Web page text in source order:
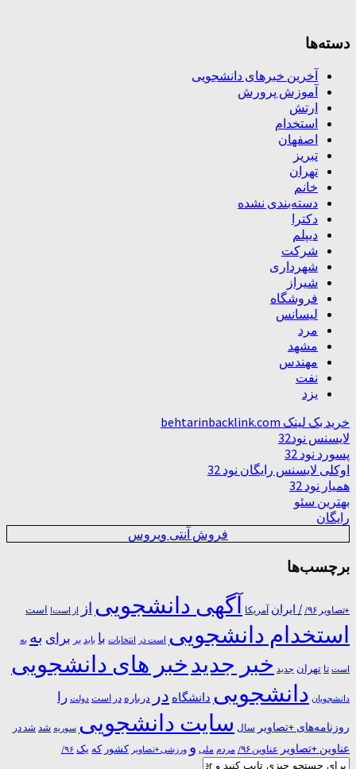
دسته‌ها
آخرین خبرهای دانشجویی
آموزش پرورش
ارتش
استخدام
اصفهان
تبریز
تهران
خانم
دسته‌بندی نشده
دکترا
دیپلم
شرکت
شهرداری
شیراز
فروشگاه
لیسانس
مرد
مشهد
مهندس
نفت
یزد
خرید بک لینک behtarinbacklink.com
لایسنس نود32
پسورد نود 32
اوکلی لایسنس رایگان نود 32
همیار نود 32
بهترین سئو
رایگان
فروش آنتی ویروس
برچسب‌ها
+تصاویر ۹۶/ / ایران آمریکا آگهی دانشجویی از از است! است
استخدام دانشجویی است در انتخابات با باید بر برای به به
است تا تهران جدید خبر جدیدخبر های دانشجویی
دانشجویان دانشجویی دانشگاه در درباره در ﺍﺳﺖ دولت را
روزنامه‌های +تصاویر سال سایت دانشجویی سوریه شد شد در
عناوین +تصاویر عناوین ۹۶/ مردم ملی و ورزشی +تصاویر کشور که یک ۹۶/